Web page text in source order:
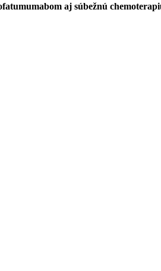
aj súbežnú